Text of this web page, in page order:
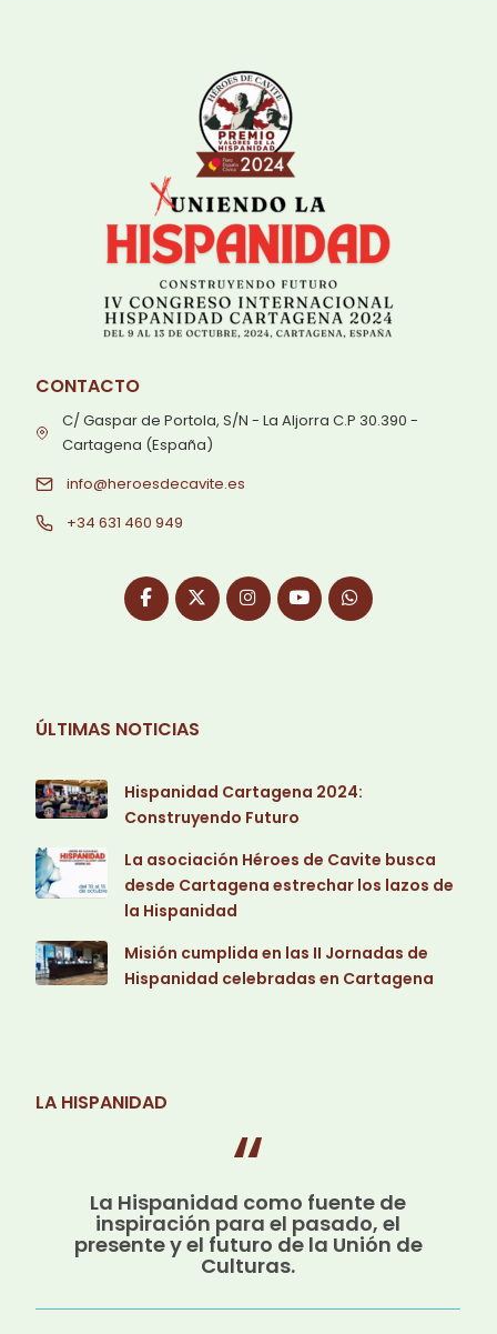
CONTACTO
C/ Gaspar de Portola, S/N - La Aljorra C.P 30.390 -
Cartagena (España)
info@heroesdecavite.es
+34 631 460 949
ÚLTIMAS NOTICIAS
Hispanidad Cartagena 2024:
Construyendo Futuro
La asociación Héroes de Cavite busca
desde Cartagena estrechar los lazos de
la Hispanidad
Misión cumplida en las II Jornadas de
Hispanidad celebradas en Cartagena
LA HISPANIDAD
La Hispanidad como fuente de
inspiración para el pasado, el
presente y el futuro de la Unión de
Culturas.